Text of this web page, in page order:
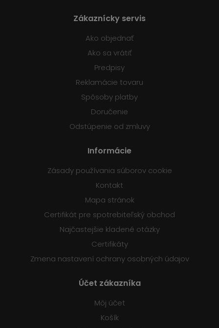
Zákaznícky servis
Ako objednať
Ako sa vrátiť
Predpisy
Reklamácie tovaru
Spôsoby platby
Doručenie
Odstúpenie od zmluvy
Informácie
Zásady používania súborov cookie
Kontakt
Mapa stránok
Certifikát pre spotrebiteľský obchod
Najčastejšie kladené otázky
Certifikáty
Zmena nastavení ochrany osobných údajov
Účet zákazníka
Môj účet
Košík